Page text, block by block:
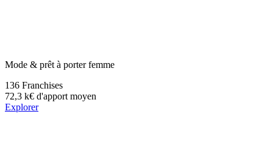
Mode & prêt à porter femme
136 Franchises
72,3 k€ d'apport moyen
Explorer